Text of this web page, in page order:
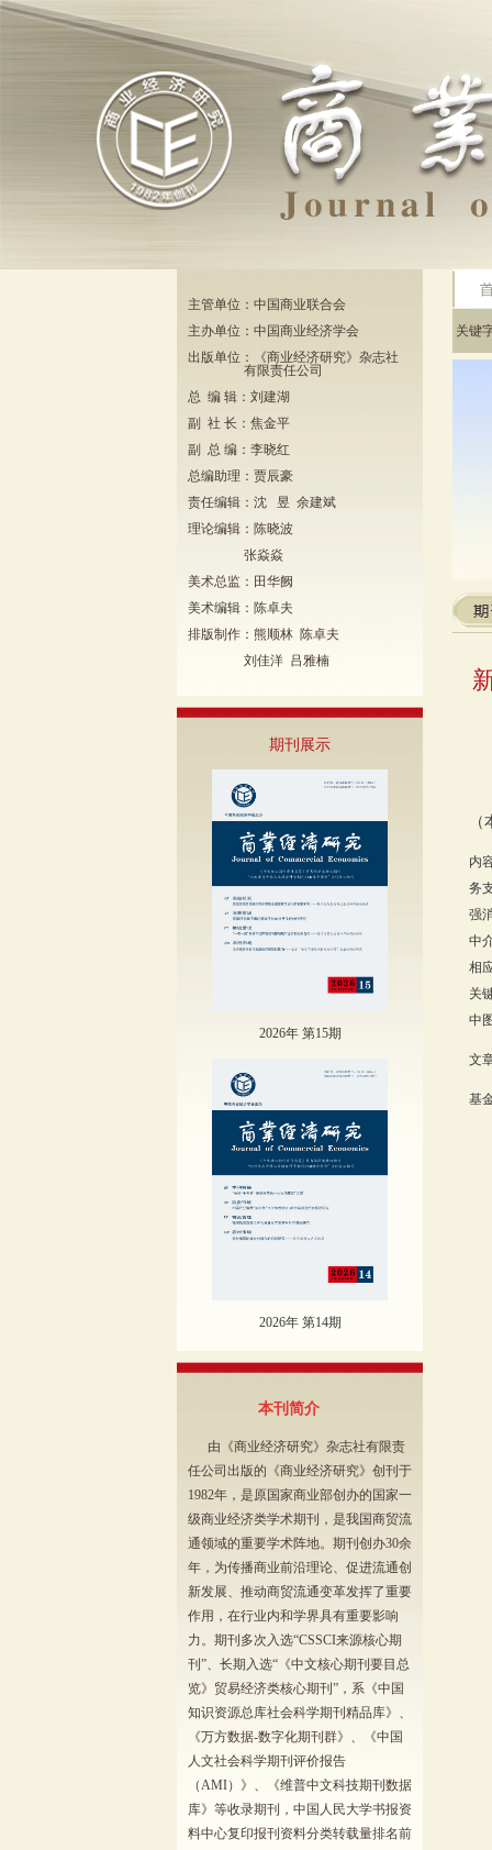
主管单位：中国商业联合会
主办单位：中国商业经济学会
出版单位：《商业经济研究》杂志社
有限责任公司
总 编 辑：刘建湖
副 社 长：焦金平
副 总 编：李晓红
总编助理：贾辰豪
责任编辑：沈 昱 余建斌
理论编辑：陈晓波
张焱焱
美术总监：田华阙
美术编辑：陈卓夫
排版制作：熊顺林 陈卓夫
刘佳洋 吕雅楠
期刊展示
2026年 第15期
2026年 第14期
本刊简介
由《商业经济研究》杂志社有限责
任公司出版的《商业经济研究》创刊于
1982年，是原国家商业部创办的国家一
级商业经济类学术期刊，是我国商贸流
通领域的重要学术阵地。期刊创办30余
年，为传播商业前沿理论、促进流通创
新发展、推动商贸流通变革发挥了重要
作用，在行业内和学界具有重要影响
力。期刊多次入选“CSSCI来源核心期
刊”、长期入选“《中文核心期刊要目总
览》贸易经济类核心期刊”，系《中国
知识资源总库社会科学期刊精品库》、
《万方数据-数字化期刊群》、《中国
人文社会科学期刊评价报告
（AMI）》、《维普中文科技期刊数据
库》等收录期刊，中国人民大学书报资
料中心复印报刊资料分类转载量排名前
关键
内
务
强
中
相
关
中
文
基